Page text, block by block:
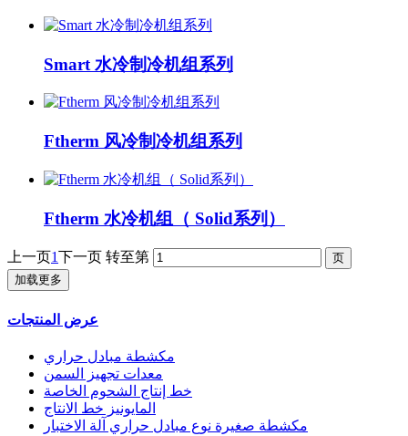
Smart 水冷制冷机组系列
Ftherm 风冷制冷机组系列
Ftherm 水冷机组（ Solid系列）
上一页1下一页 转至第
加载更多
عرض المنتجات
مكشطة مبادل حراري
معدات تجهيز السمن
خط إنتاج الشحوم الخاصة
المايونيز خط الانتاج
مكشطة صغيرة نوع مبادل حراري آلة الاختبار